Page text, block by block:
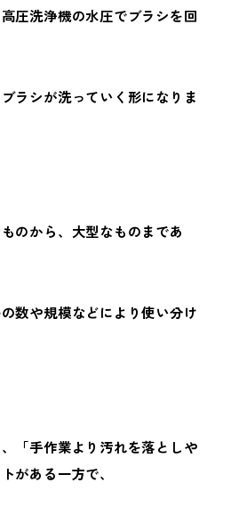
圧洗浄機の水圧でブラシを回
ラシが洗っていく形になりま
のから、大型なものまであ
数や規模などにより使い分け
、「手作業より汚れを落としや
がある一方で、